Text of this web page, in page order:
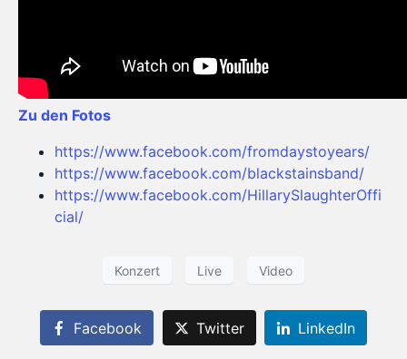
Zu den Fotos
https://www.facebook.com/fromdaystoyears/
https://www.facebook.com/blackstainsband/
https://www.facebook.com/HillarySlaughterOffi
cial/
Konzert Live Video
Facebook Twitter LinkedIn